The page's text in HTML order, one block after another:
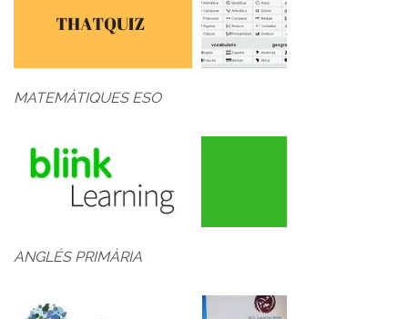
MATEMÀTIQUES ESO
ANGLÉS PRIMÀRIA